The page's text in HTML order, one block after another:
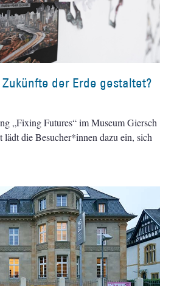
der Erde gestaltet?
„Fixing Futures“ im Museum Giersch
lädt die Besucher*innen dazu ein, sich